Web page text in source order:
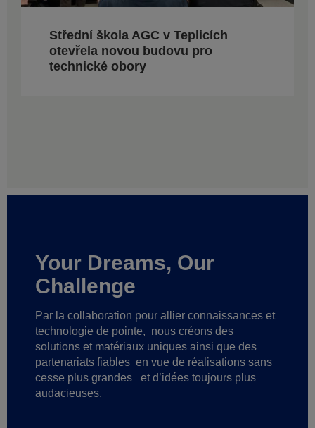
Střední škola AGC v Teplicích
otevřela novou budovu pro
technické obory
Your Dreams, Our
Challenge
Par la collaboration pour allier connaissances et
technologie de pointe, nous créons des
solutions et matériaux uniques ainsi que des
partenariats fiables en vue de réalisations sans
cesse plus grandes
et d’idées toujours plus
audacieuses.